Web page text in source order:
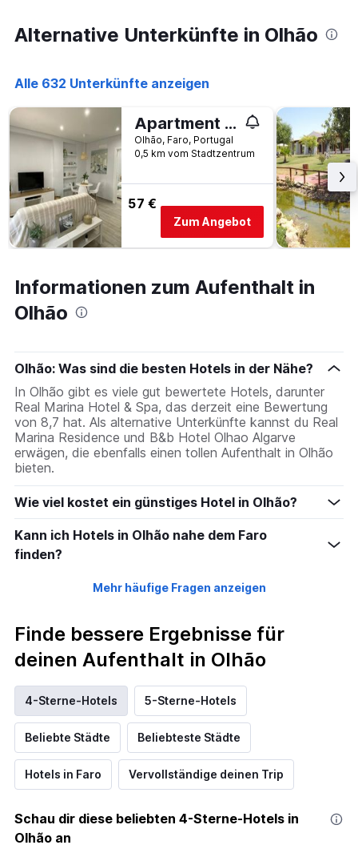
Alternative Unterkünfte in Olhão
Alle 632 Unterkünfte anzeigen
Apartment Olhão T1
Olhão, Faro, Portugal
0,5 km vom Stadtzentrum
57 €
Zum Angebot
Informationen zum Aufenthalt in
Olhão
Olhão: Was sind die besten Hotels in der Nähe?
In Olhão gibt es viele gut bewertete Hotels, darunter
Real Marina Hotel & Spa, das derzeit eine Bewertung
von 8,7 hat. Als alternative Unterkünfte kannst du Real
Marina Residence und B&b Hotel Olhao Algarve
erwägen, die ebenfalls einen tollen Aufenthalt in Olhão
bieten.
Wie viel kostet ein günstiges Hotel in Olhão?
Kann ich Hotels in Olhão nahe dem Faro
finden?
Mehr häufige Fragen anzeigen
Finde bessere Ergebnisse für
deinen Aufenthalt in Olhão
4-Sterne-Hotels 5-Sterne-Hotels
Beliebte Städte Beliebteste Städte
Hotels in Faro Vervollständige deinen Trip
Schau dir diese beliebten 4-Sterne-Hotels in
Olhão an